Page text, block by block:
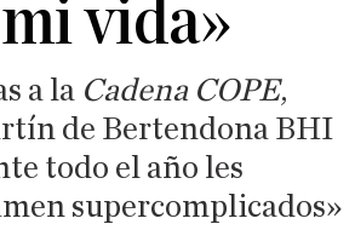
vida»
a la Cadena COPE,
de Bertendona BHI
todo el año les
supercomplicados»